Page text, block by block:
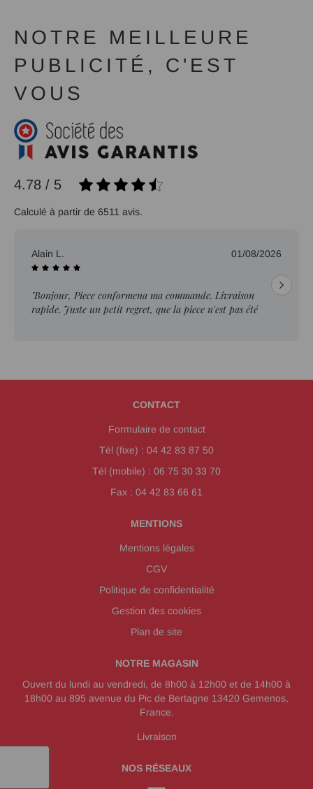
NOTRE MEILLEURE
PUBLICITÉ, C'EST
VOUS
4.78 / 5
Calculé à partir de 6511 avis.
Alain L. 01/08/2026
"Bonjour, Piece conformena ma commande. Livraison
rapide. Juste un petit regret, que la piece n'est pas été
CONTACT
Formulaire de contact
Tél (fixe) : 04 42 83 87 50
Tél (mobile) : 06 75 30 33 70
Fax : 04 42 83 66 61
MENTIONS
Mentions légales
CGV
Politique de confidentialité
Gestion des cookies
Plan de site
NOTRE MAGASIN
Ouvert du lundi au vendredi, de 8h00 à 12h00 et de 14h00 à
18h00 au 895 avenue du Pic de Bertagne 13420 Gemenos,
France.
Livraison
NOS RÉSEAUX